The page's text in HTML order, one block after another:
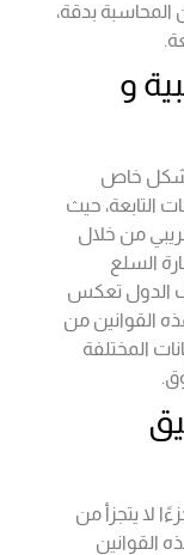
المحاسبة بدقة،
و
بشكل خاص
التابعة، حيث
من خلال
السلع
الدول تعكس
القوانين من
المختلفة
لا يتجزأ من
القوانين